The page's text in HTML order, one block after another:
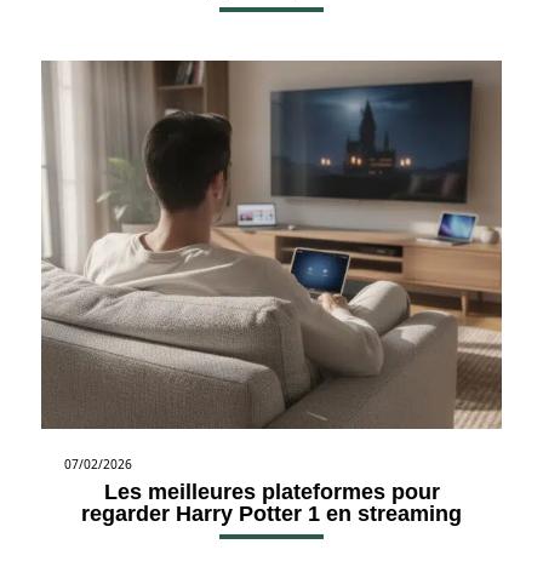
07/02/2026
Les meilleures plateformes pour
regarder Harry Potter 1 en streaming